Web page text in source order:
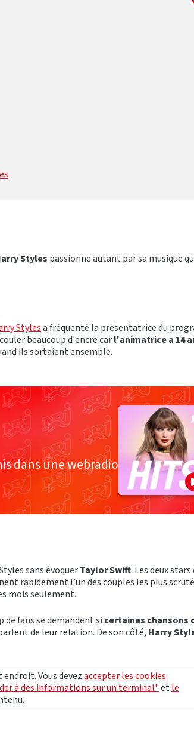
Styles passionne autant par sa musique
Stylesa fréquenté la présentatrice du
beaucoup d'encre carl'animatrice a 14
ils sortaient ensemble.
dans une webradio
sans évoquerTaylor Swift. Les deux
rapidement l’un des couples les plus
mois seulement.
de fans se demandent si certaines chansons
de leur relation. De son côté, Harry
Vous devezaccepter les cookies
à des informations sur un terminal"et le